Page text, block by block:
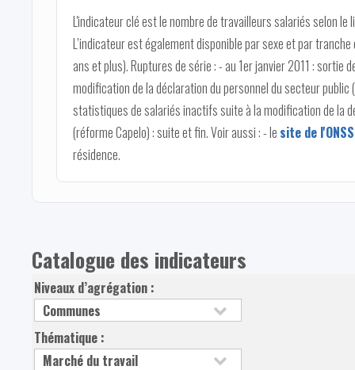
L'indicateur clé est le nombre de travailleurs salariés selon le
L’indicateur est également disponible par sexe et par
ans et plus). Ruptures de série : - au 1er janvier 2011 :
modification de la déclaration du personnel du secteur
statistiques de salariés inactifs suite à la modification de la
(réforme Capelo) : suite et fin. Voir aussi : - le site de
résidence.
Catalogue des indicateurs
Niveaux d’agrégation :
Thématique :